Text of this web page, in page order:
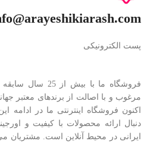
پست الکترونیکی
فروشگاه ما با
مرغوب و با اصالت از برندهای معتبر
اکنون فروشگاه اینترنتی ما در ادامه
دنبال ارائه محصولات با کيفيت و
ايرانی در محيط آنلاين است. مشتريان